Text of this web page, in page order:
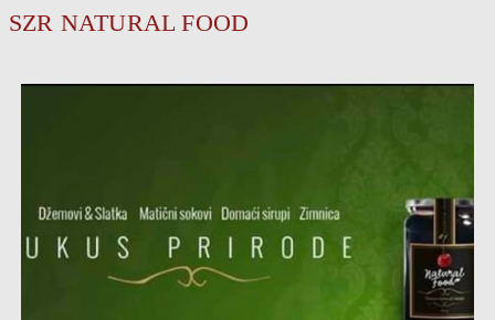
SZR NATURAL FOOD